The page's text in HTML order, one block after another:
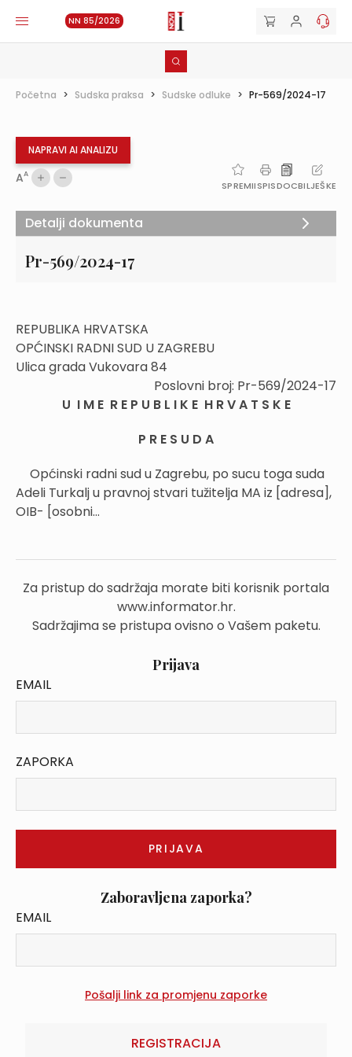
NN 85/2026
Početna > Sudska praksa > Sudske odluke > Pr-569/2024-17
NAPRAVI AI ANALIZU
AA
SPREMIISPISDOCBILJEŠKE
Pr-569/2024-17
REPUBLIKA HRVATSKA
OPĆINSKI RADNI SUD U ZAGREBU
Ulica grada Vukovara 84
Poslovni broj: Pr-569/2024-17
U I M E R E P U B L I K E H R V A T S K E
P R E S U D A
Općinski radni sud u Zagrebu, po sucu toga suda
Adeli Turkalj u pravnoj stvari tužitelja MA iz [adresa],
OIB- [osobni...
Za pristup do sadržaja morate biti korisnik portala
www.informator.hr.
Sadržajima se pristupa ovisno o Vašem paketu.
Prijava
EMAIL
ZAPORKA
Zaboravljena zaporka?
EMAIL
REGISTRACIJA
Detalji dokumenta